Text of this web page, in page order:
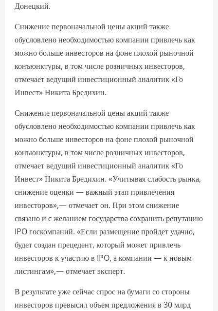
Донецкий.
Снижение первоначальной цены акций также
обусловлено необходимостью компании привлечь как
можно больше инвесторов на фоне плохой рыночной
конъюнктуры, в том числе розничных инвесторов,
отмечает ведущий инвестиционный аналитик «Го
Инвест» Никита Бредихин.
Снижение первоначальной цены акций также
обусловлено необходимостью компании привлечь как
можно больше инвесторов на фоне плохой рыночной
конъюнктуры, в том числе розничных инвесторов,
отмечает ведущий инвестиционный аналитик «Го
Инвест» Никита Бредихин. «Учитывая слабость рынка,
снижение оценки — важный этап привлечения
инвесторов»,— отмечает он. При этом снижение
связано и с желанием государства сохранить репутацию
IPO госкомпаний. «Если размещение пройдет удачно,
будет создан прецедент, который может привлечь
инвесторов к участию в IPO, а компании — к новым
листингам»,— отмечает эксперт.
В результате уже сейчас спрос на бумаги со стороны
инвесторов превысил объем предложения в 30 млрд